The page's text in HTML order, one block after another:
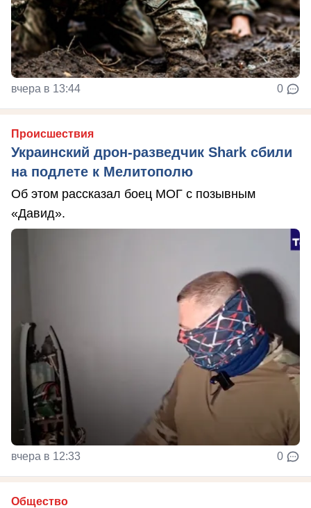
вчера в 13:44 0
Происшествия
Украинский дрон-разведчик Shark сбили
на подлете к Мелитополю
Об этом рассказал боец МОГ с позывным
«Давид».
вчера в 12:33 0
Общество